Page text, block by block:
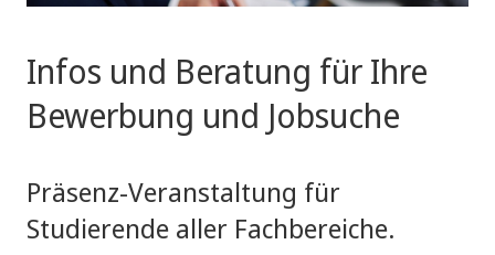
Infos und Beratung für Ihre
Bewerbung und Jobsuche
Präsenz-Veranstaltung für
Studierende aller Fachbereiche.